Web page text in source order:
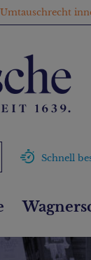
Schnell